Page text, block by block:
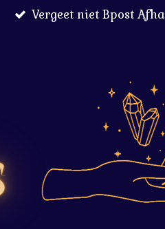
Vergeet niet Bpost